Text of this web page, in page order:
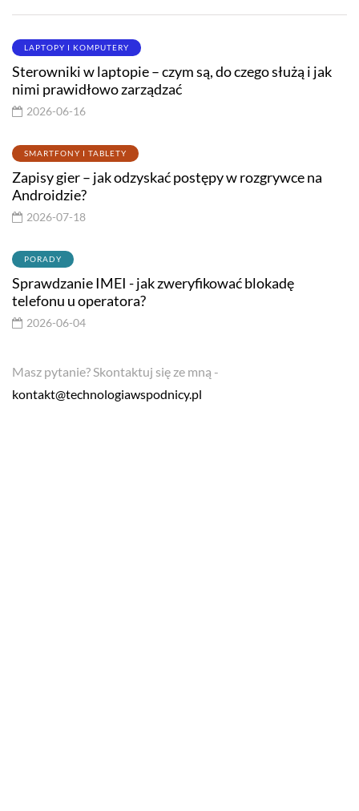
LAPTOPY I KOMPUTERY
Sterowniki w laptopie – czym są, do czego służą i jak
nimi prawidłowo zarządzać
2026-06-16
SMARTFONY I TABLETY
Zapisy gier – jak odzyskać postępy w rozgrywce na
Androidzie?
2026-07-18
PORADY
Sprawdzanie IMEI - jak zweryfikować blokadę
telefonu u operatora?
2026-06-04
Masz pytanie? Skontaktuj się ze mną -
kontakt@technologiawspodnicy.pl